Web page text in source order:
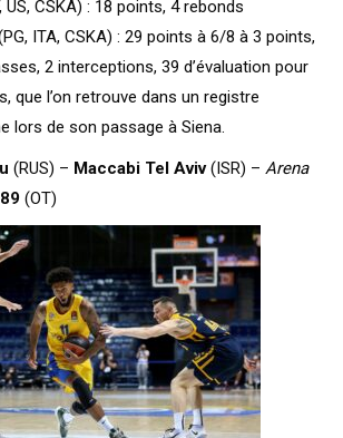
US, CSKA) : 18 points, 4 rebonds
ITA, CSKA) : 29 points à 6/8 à 3 points,
2 interceptions, 39 d’évaluation pour
que l’on retrouve dans un registre
lors de son passage à Siena.
(RUS) – Maccabi Tel Aviv(ISR) – Arena
(OT)